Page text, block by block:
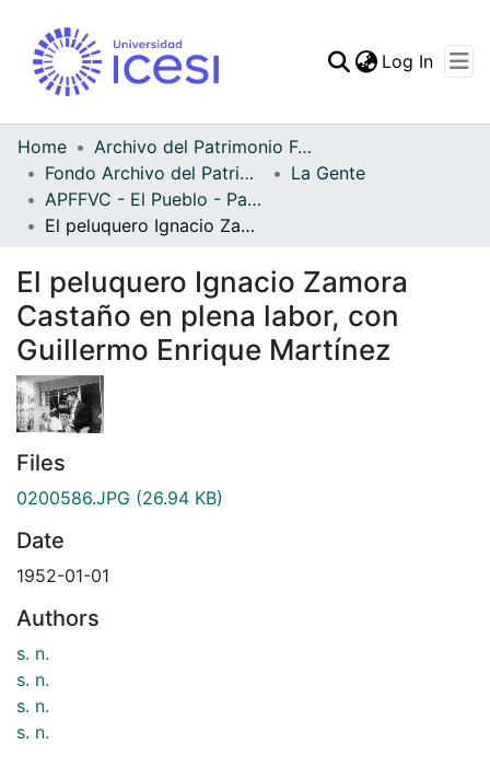
Statistics
Log In
Home
Archivo del Patrimonio Fotográfico y Fílmico del Valle del Cauca
Fondo Archivo del Patrimonio Fotográfico y Fílmico del Valle del Cauca
La Gente
APFFVC - El Pueblo - Patrimonial
El peluquero Ignacio Zamora Castaño en plena labor, con Guillermo Enrique Martínez
El peluquero Ignacio Zamora
Castaño en plena labor, con
Guillermo Enrique Martínez
Files
0200586.JPG (26.94 KB)
Date
1952-01-01
Authors
s. n.
s. n.
s. n.
s. n.